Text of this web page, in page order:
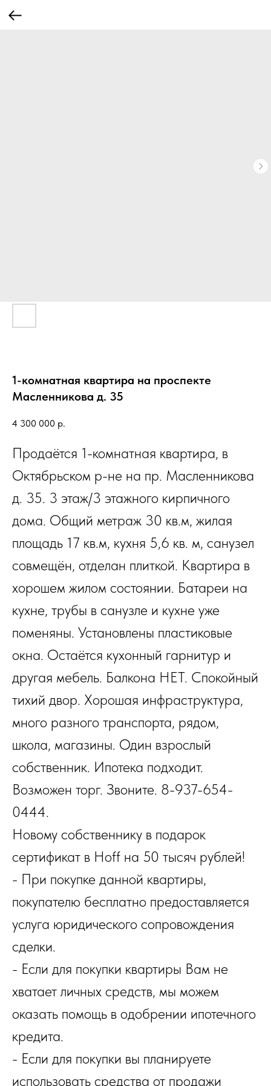
1-комнатная квартира на проспекте
Масленникова д. 35
4 300 000 р.
Продаётся 1-комнатная квартира, в
Октябрьском р-не на пр. Масленникова
д. 35. 3 этаж/3 этажного кирпичного
дома. Общий метраж 30 кв.м, жилая
площадь 17 кв.м, кухня 5,6 кв. м, санузел
совмещён, отделан плиткой. Квартира в
хорошем жилом состоянии. Батареи на
кухне, трубы в санузле и кухне уже
поменяны. Установлены пластиковые
окна. Остаётся кухонный гарнитур и
другая мебель. Балкона НЕТ. Спокойный
тихий двор. Хорошая инфраструктура,
много разного транспорта, рядом,
школа, магазины. Один взрослый
собственник. Ипотека подходит.
Возможен торг. Звоните. 8-937-654-
0444.
Новому собственнику в подарок
сертификат в Hoff на 50 тысяч рублей!
- При покупке данной квартиры,
покупателю бесплатно предоставляется
услуга юридического сопровождения
сделки.
- Если для покупки квартиры Вам не
хватает личных средств, мы можем
оказать помощь в одобрении ипотечного
кредита.
- Если для покупки вы планируете
использовать средства от продажи